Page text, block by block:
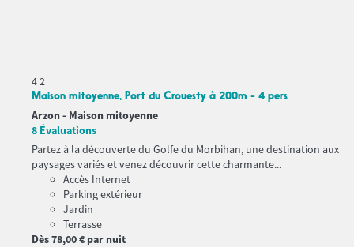
42
Maison mitoyenne, Port du Crouesty à 200m - 4 pers
Arzon - Maison mitoyenne
8 Évaluations
Partez à la découverte du Golfe du Morbihan, une destination aux
paysages variés et venez découvrir cette charmante...
Accès Internet
Parking extérieur
Jardin
Terrasse
Dès78,00 € par nuit